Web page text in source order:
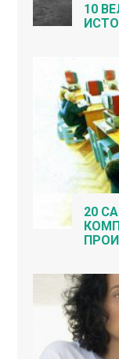
10
20